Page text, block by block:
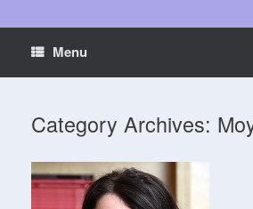
Menu
Category Archives: